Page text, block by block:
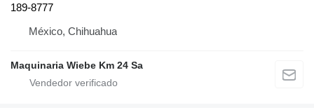
189-8777
México, Chihuahua
Maquinaria Wiebe Km 24 Sa